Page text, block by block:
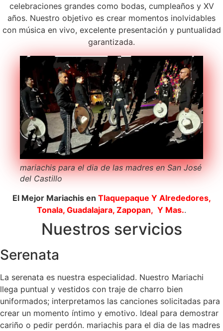
celebraciones grandes como bodas, cumpleaños y XV
años. Nuestro objetivo es crear momentos inolvidables
con música en vivo, excelente presentación y puntualidad
garantizada.
mariachis para el dia de las madres en San José
del Castillo
El Mejor Mariachis en Tlaquepaque Y Alrededores,
Tonala, Guadalajara, Zapopan, Y Mas..
Nuestros servicios
Serenata
La serenata es nuestra especialidad. Nuestro Mariachi
llega puntual y vestidos con traje de charro bien
uniformados; interpretamos las canciones solicitadas para
crear un momento íntimo y emotivo. Ideal para demostrar
cariño o pedir perdón. mariachis para el dia de las madres